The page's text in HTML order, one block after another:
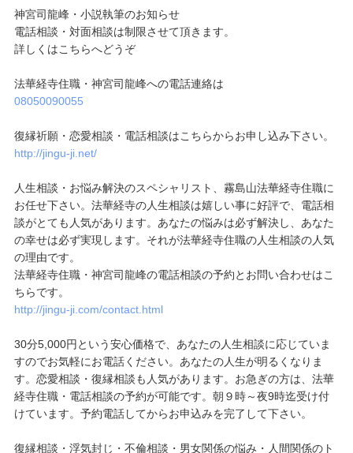
神宮司龍峰・小説執筆のお知らせ
電話相談・対面相談は制限させて頂きます。
詳しくはこちらへどうぞ
法華経寺住職・神宮司龍峰への電話連絡は
08050090055
復縁祈願・恋愛相談・電話相談はこちらからお申し込み下さい。
http://jingu-ji.net/
人生相談・お悩み解決のスペシャリスト、霧島山法華経寺住職に
お任せ下さい。法華経寺の人生相談は嬉しい事に好評で、電話相
談がとても人気があります。あなたの悩みは必ず解決し、あなた
の幸せは必ず実現します。それが法華経寺住職の人生相談の人気
の理由です。
法華経寺住職・神宮司龍峰の電話相談の予約とお問い合わせはこ
ちらです。
http://jingu-ji.com/contact.html
30分5,000円という安心価格で、あなたの人生相談に応じていま
すのでお気軽にお電話ください。あなたの人生が明るくなりま
す。恋愛相談・復縁相談も人気があります。お急ぎの方は、法華
経寺住職・電話相談の予約が可能です。朝９時～夜9時迄受け付
けています。予約電話してからお申込みを完了して下さい。
復縁相談・浮気封じ・不倫相談・男女関係の悩み・人間関係のト